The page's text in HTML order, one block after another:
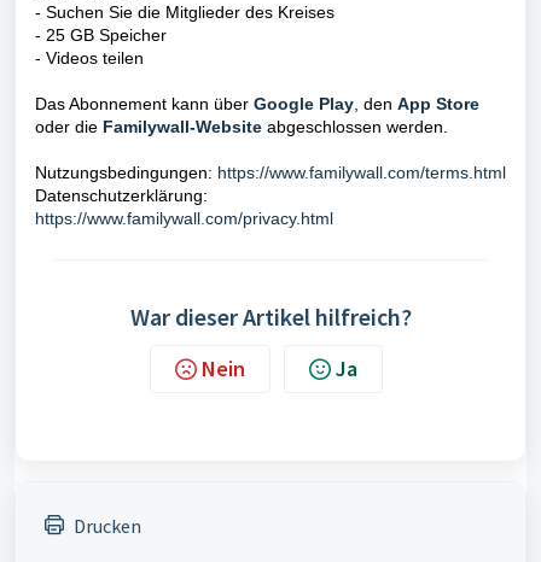
- Suchen Sie die Mitglieder des Kreises
- 25 GB Speicher
- Videos teilen
Das Abonnement kann über Google Play , den App Store
oder die Familywall-Website abgeschlossen werden.
Nutzungsbedingungen: https://www.familywall.com/terms.html
Datenschutzerklärung:
https://www.familywall.com/privacy.html
War dieser Artikel hilfreich?
Nein Ja
Drucken